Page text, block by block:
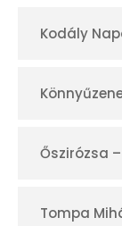
Kodály
Őszirózsa
Tompa